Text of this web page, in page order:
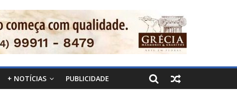
+ NOTÍCIAS PUBLICIDADE